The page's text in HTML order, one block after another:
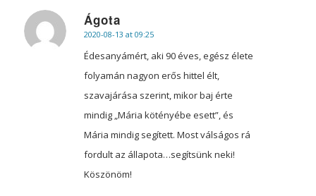
Ágota
says:
2020-08-13 at 09:25
Édesanyámért, aki 90 éves, egész élete
folyamán nagyon erős hittel élt,
szavajárása szerint, mikor baj érte
mindig „Mária kötényébe esett”, és
Mária mindig segített. Most válságos rá
fordult az állapota…segítsünk neki!
Köszönöm!